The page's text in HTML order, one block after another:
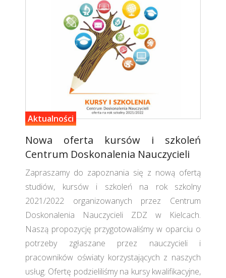
Aktualności
Nowa oferta kursów i szkoleń
Centrum Doskonalenia Nauczycieli
Zapraszamy do zapoznania się z nową ofertą
studiów, kursów i szkoleń na rok szkolny
2021/2022 organizowanych przez Centrum
Doskonalenia Nauczycieli ZDZ w Kielcach.
Naszą propozycję przygotowaliśmy w oparciu o
potrzeby zgłaszane przez nauczycieli i
pracowników oświaty korzystających z naszych
usług. Ofertę podzieliliśmy na kursy kwalifikacyjne,